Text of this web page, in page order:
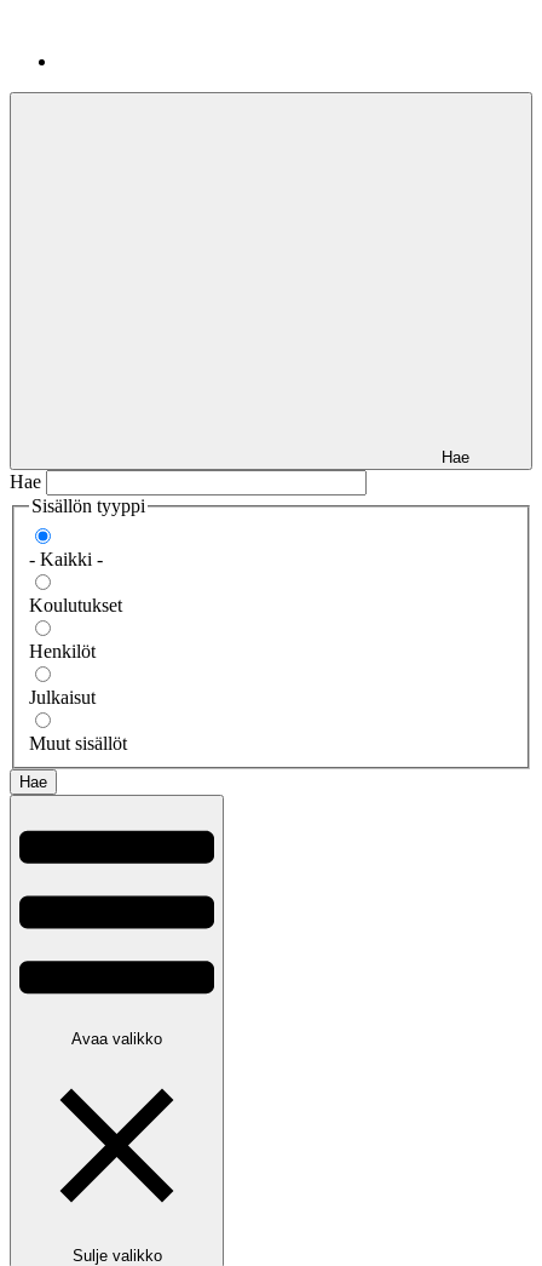
Hae
Hae
Sisällön tyyppi
- Kaikki -
Koulutukset
Henkilöt
Julkaisut
Muut sisällöt
Avaa valikko
Sulje valikko